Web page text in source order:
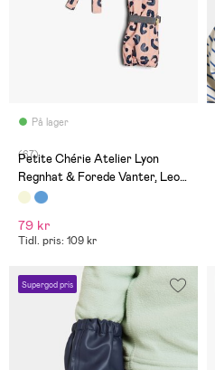
På lager
(67)
Petite Chérie Atelier Lyon
Regnhat & Forede Vanter, Leo
Mellow Rose
79 kr
Tidl. pris: 109 kr
Supergod pris